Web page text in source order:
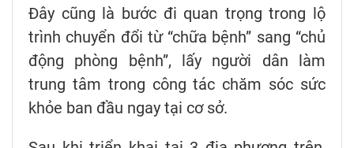
Đây cũng là bước đi quan trọng trong lộ
trình chuyển đổi từ “chữa bệnh” sang “chủ
động phòng bệnh”, lấy người dân làm
trung tâm trong công tác chăm sóc sức
khỏe ban đầu ngay tại cơ sở.